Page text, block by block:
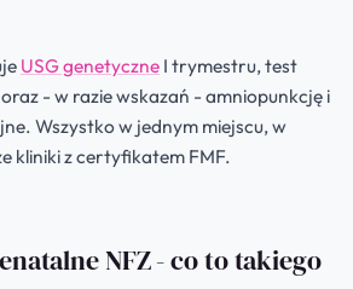
USG genetyczne I trymestru, test
- w razie wskazań - amniopunkcję i
Wszystko w jednym miejscu, w
kliniki z certyfikatem FMF.
NFZ - co to takiego